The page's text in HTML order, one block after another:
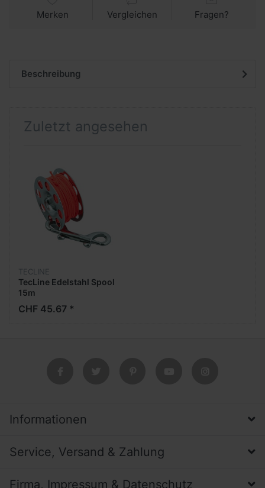
Merken Vergleichen Fragen?
Beschreibung
Zuletzt angesehen
TECLINE
TecLine Edelstahl Spool
15m
CHF 45.67 *
Informationen
Service, Versand & Zahlung
Firma, Impressum & Datenschutz